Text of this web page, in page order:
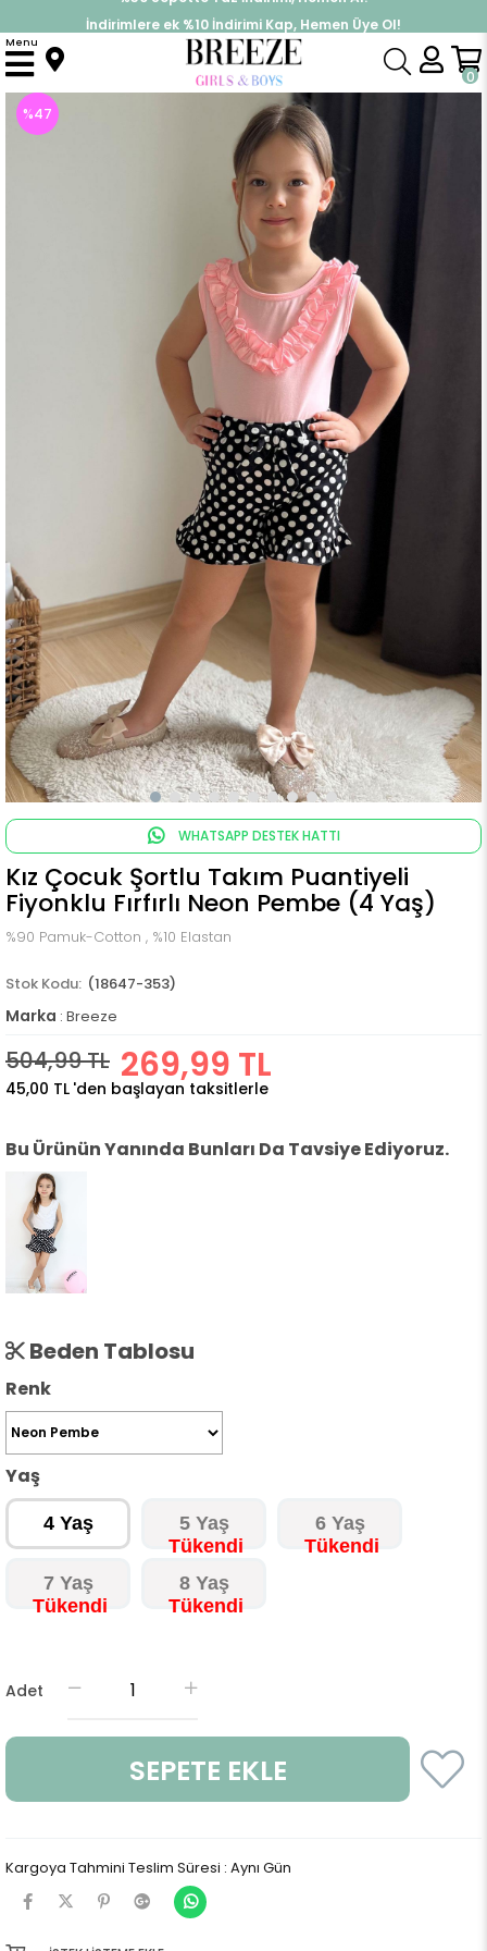
%30 Sepette Yaz İndirimi, Hemen Al!
İndirimlere ek %10 İndirimi Kap, Hemen Üye Ol!
0
Menu
Anasayfa Takımlar Kapri & Şort Takım Kız Çocuk Şortlu Takım Puantiyeli Fiyonklu Fırfırlı Neon Pembe (4 Yaş)
%47
WHATSAPP DESTEK HATTI
Kız Çocuk Şortlu Takım Puantiyeli
Fiyonklu Fırfırlı Neon Pembe (4 Yaş)
%90 Pamuk-Cotton , %10 Elastan
(18647-353)
Marka : Breeze
504,99 TL 269,99 TL
45,00 TL 'den başlayan taksitlerle
Bu Ürünün Yanında Bunları Da Tavsiye Ediyoruz.
Beden Tablosu
Renk
Yaş
4 Yaş 5 Yaş 6 Yaş
7 Yaş 8 Yaş
Adet
Kargoya Tahmini Teslim Süresi : Aynı Gün